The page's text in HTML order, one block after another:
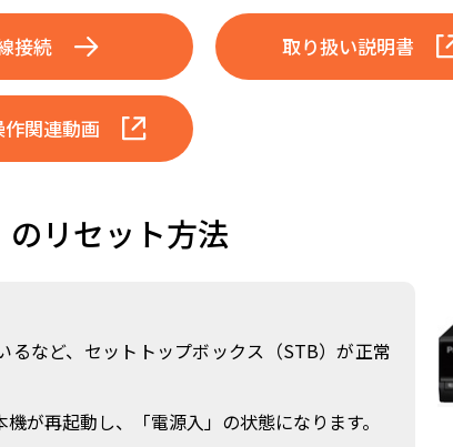
接続 取り扱い説明書
関連動画
リセット方法
るなど、セットトップボックス（STB）が正常
が再起動し、「電源入」の状態になります。